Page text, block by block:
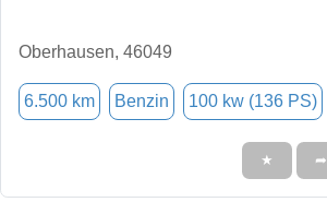
Oberhausen, 46049
6.500 km Benzin 100 kw (136 PS)
★ ➦